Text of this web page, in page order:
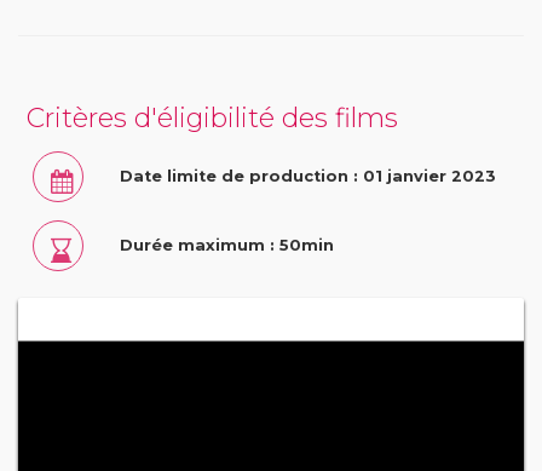
Critères d'éligibilité des films
Date limite de production : 01 janvier 2023
Durée maximum : 50min